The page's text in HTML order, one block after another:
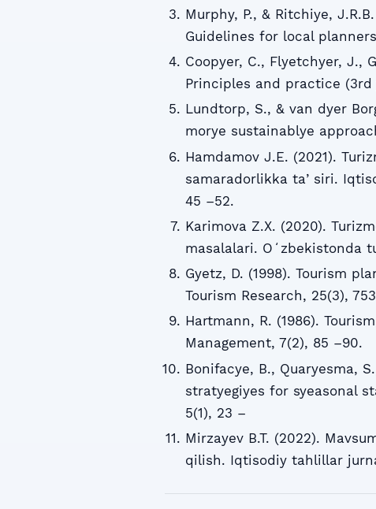
Murphy, P., & Ritchiye,
Guidelines for local
Coopyer, C., Flyetchyer, J.,
Principles and practice (3rd
Lundtorp, S., & van dyer
morye sustainablye
Hamdamov J.E. (2021).
samaradorlikka taʼsiri.
45 –52.
Karimova Z.X. (2020).
masalalari. Oʻzbekistonda
Gyetz, D. (1998). Tourism
Tourism Research, 25(3),
Hartmann, R. (1986).
Management, 7(2), 85 –90.
Bonifacye, B., Quaryesma,
stratyegiyes for syeasonal
5(1), 23 –
Mirzayev B.T. (2022).
qilish. Iqtisodiy tahlillar